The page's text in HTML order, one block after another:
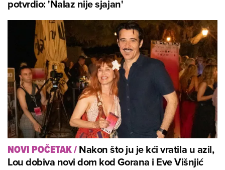
potvrdio: 'Nalaz nije sjajan'
NOVI POČETAK/Nakon što ju je kći vratila u azil,
Lou dobiva novi dom kod Gorana i Eve Višnjić